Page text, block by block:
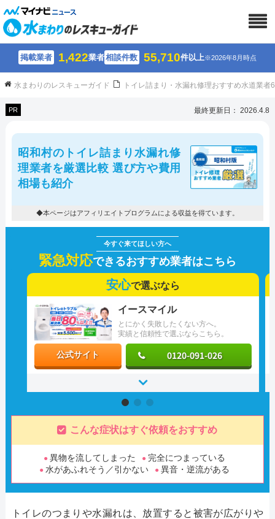
掲載業者 1,422業者相談件数 55,710件以上※2026年8月時点
水まわりのレスキューガイド トイレ詰まり・水漏れ修理おすすめ水道業
PR 最終更新日： 2026.4.8
昭和村のトイレ詰まり水漏れ修
理業者を厳選比較 選び方や費用
相場も紹介
◆本ページはアフィリエイトプログラムによる収益を得ています。
緊急対応できるおすすめ業者はこちら
安心で選ぶなら
とにかく失敗したくない方へ。
実績と信頼性で選ぶならこちら。
イースマイル
公式サイト 0120-091-026
こんな症状はすぐ依頼をおすすめ
異物を流してしまった
完全につまっている
水があふれそう／引かない
異音・逆流がある
トイレのつまりや水漏れは、放置すると被害が広がりや